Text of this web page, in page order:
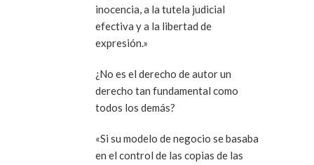
inocencia, a la tutela judicial
efectiva y a la libertad de
expresión.»
¿No es el derecho de autor un
derecho tan fundamental como
todos los demás?
«Si su modelo de negocio se basaba
en el control de las copias de las